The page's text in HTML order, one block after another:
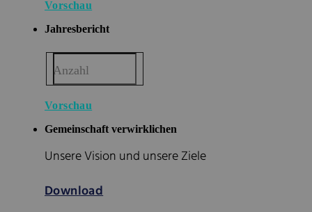
Vorschau
Jahresbericht
Anzahl
Vorschau
Gemeinschaft verwirklichen
Unsere Vision und unsere Ziele
Download